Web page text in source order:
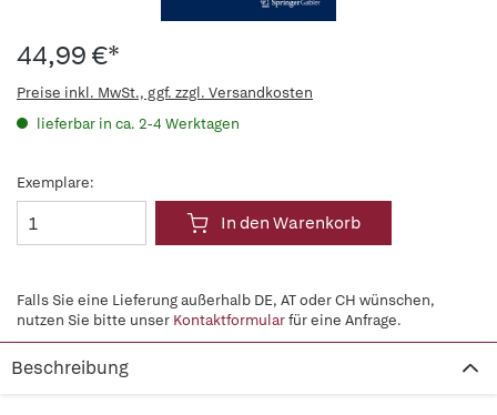
44,99 €*
Preise inkl. MwSt., ggf. zzgl. Versandkosten
lieferbar in ca. 2-4 Werktagen
Exemplare:
In den Warenkorb
Falls Sie eine Lieferung außerhalb DE, AT oder CH wünschen,
nutzen Sie bitte unser Kontaktformularfür eine Anfrage.
Beschreibung